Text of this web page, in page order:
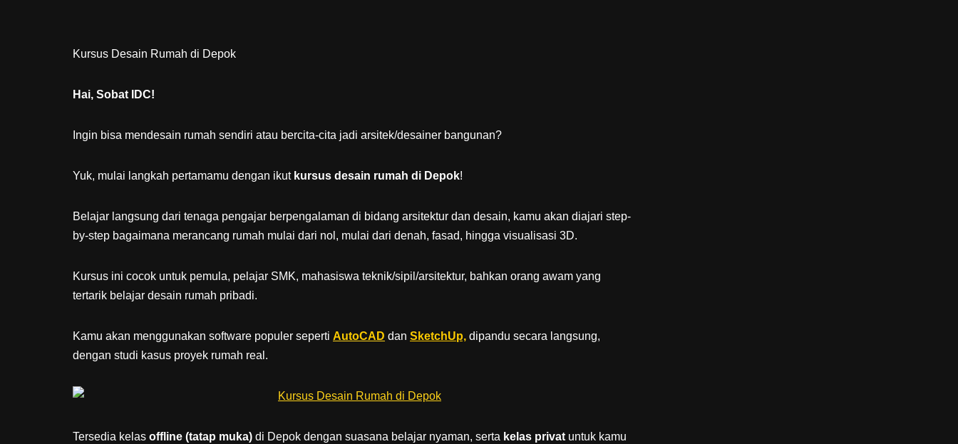
Kursus Desain Rumah di Depok
Hai, Sobat IDC!
Ingin bisa mendesain rumah sendiri atau bercita-cita jadi arsitek/desainer bangunan?
Yuk, mulai langkah pertamamu dengan ikut kursus desain rumah di Depok!
Belajar langsung dari tenaga pengajar berpengalaman di bidang arsitektur dan desain, kamu akan diajari step-
by-step bagaimana merancang rumah mulai dari nol, mulai dari denah, fasad, hingga visualisasi 3D.
Kursus ini cocok untuk pemula, pelajar SMK, mahasiswa teknik/sipil/arsitektur, bahkan orang awam yang
tertarik belajar desain rumah pribadi.
Kamu akan menggunakan software populer seperti AutoCAD dan SketchUp, dipandu secara langsung,
dengan studi kasus proyek rumah real.
Tersedia kelas offline (tatap muka) di Depok dengan suasana belajar nyaman, serta kelas privat untuk kamu